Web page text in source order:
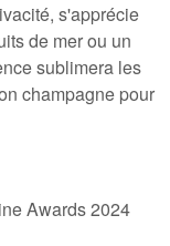
s'apprécie
de mer ou un
sublimera les
champagne pour
Awards 2024